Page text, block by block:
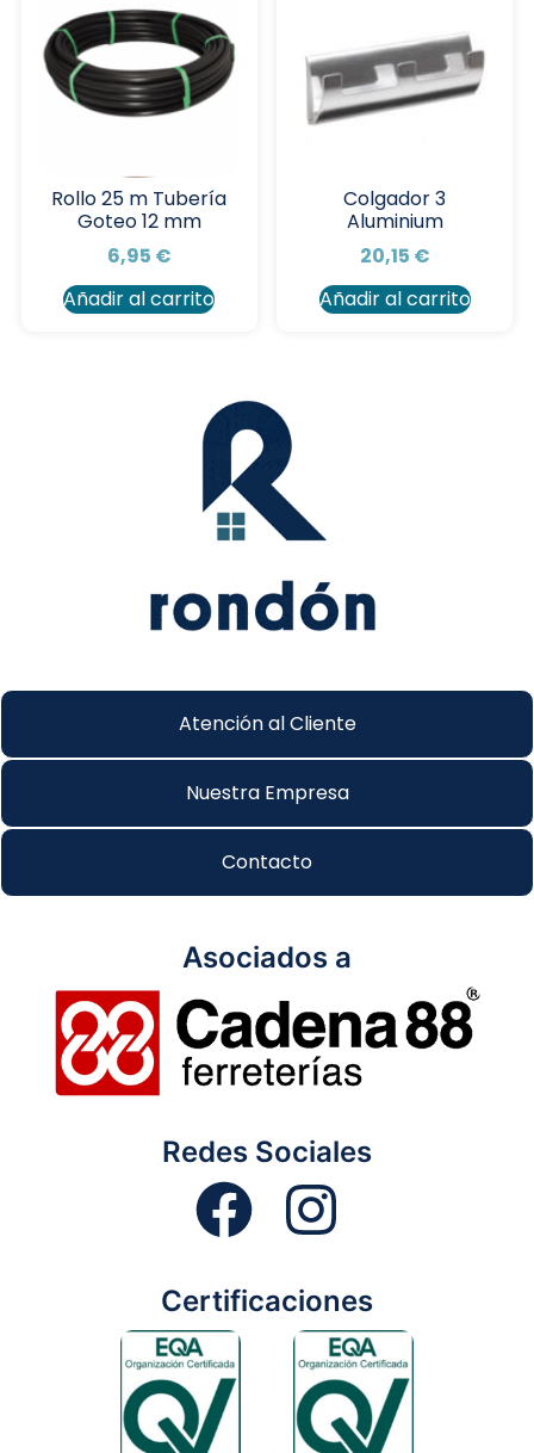
Rollo 25 m Tubería
Goteo 12 mm
6,95 €
Añadir al carrito
Colgador 3
Aluminium
20,15 €
Añadir al carrito
Atención al Cliente
Nuestra Empresa
Contacto
Asociados a
Redes Sociales
Certificaciones